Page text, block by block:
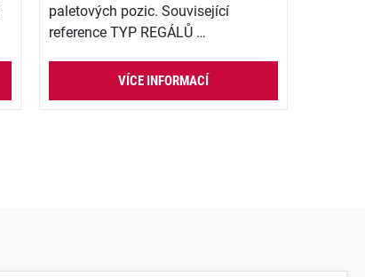
paletových pozic. Související
reference TYP REGÁLŮ …
VÍCE INFORMACÍ